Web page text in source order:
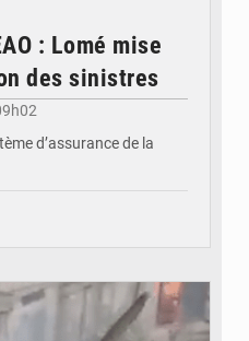
: Lomé mise
des sinistres
d’assurance de la